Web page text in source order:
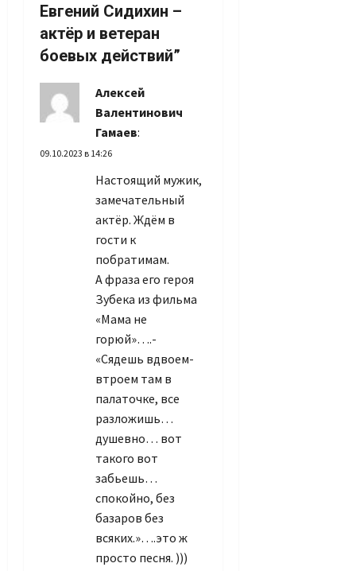
Евгений Сидихин –
актёр и ветеран
боевых действий”
Алексей
Валентинович
Гамаев:
09.10.2023 в 14:26
Настоящий мужик,
замечательный
актёр. Ждём в
гости к
побратимам.
А фраза его героя
Зубека из фильма
«Мама не
горюй»….-
«Сядешь вдвоем-
втроем там в
палаточке, все
разложишь…
душевно… вот
такого вот
забьешь…
спокойно, без
базаров без
всяких.»….это ж
просто песня. )))